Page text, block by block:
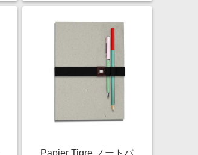
Papier Tigre ノートバ